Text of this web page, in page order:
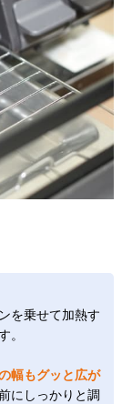
を乗せて加熱す
。
幅もグッと広が
にしっかりと調